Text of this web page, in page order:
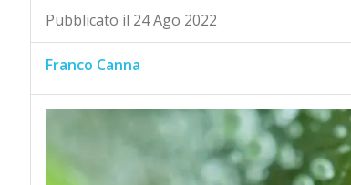
Pubblicato il 24 Ago 2022
Franco Canna